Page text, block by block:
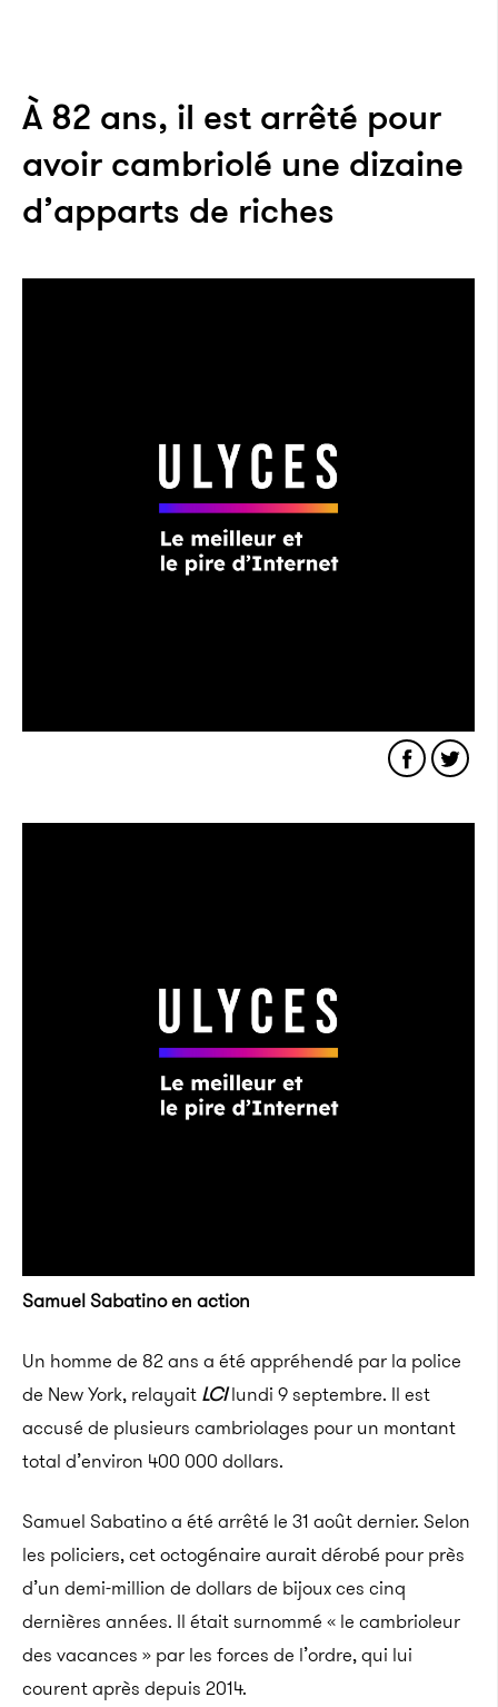
À 82 ans, il est arrêté pour
avoir cambriolé une dizaine
d’apparts de riches
Samuel Sabatino en action
Un homme de 82 ans a été appréhendé par la police
de New York, relayait LCIlundi 9 septembre. Il est
accusé de plusieurs cambriolages pour un montant
total d’environ 400 000 dollars.
Samuel Sabatino a été arrêté le 31 août dernier. Selon
les policiers, cet octogénaire aurait dérobé pour près
d’un demi-million de dollars de bijoux ces cinq
dernières années. Il était surnommé « le cambrioleur
des vacances » par les forces de l’ordre, qui lui
courent après depuis 2014.